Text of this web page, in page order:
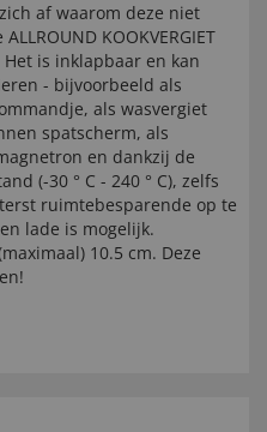
af waarom deze niet
KOOKVERGIET
is inklapbaar en kan
- bijvoorbeeld als
als wasvergiet
spatscherm, als
en dankzij de
(-30 ° C - 240 ° C), zelfs
ruimtebesparende op te
lade is mogelijk.
10.5 cm. Deze